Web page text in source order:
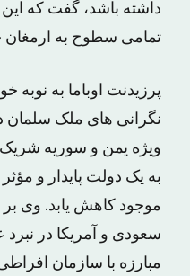
داشته باشد، گفت که
تمامی سطوح به ارمغان
پرزیدنت اوباما به
نگرانی های ملک سلمان
ویژه یمن و سوریه
به یک دولت پایدار و
موجود کاهش یابد. وی بر
سعودی و آمریکا در نبرد
مبارزه با سازمان